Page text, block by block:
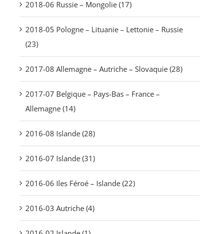
2018-06 Russie – Mongolie (17)
2018-05 Pologne – Lituanie – Lettonie – Russie
(23)
2017-08 Allemagne – Autriche – Slovaquie (28)
2017-07 Belgique – Pays-Bas – France –
Allemagne (14)
2016-08 Islande (28)
2016-07 Islande (31)
2016-06 Iles Féroé – Islande (22)
2016-03 Autriche (4)